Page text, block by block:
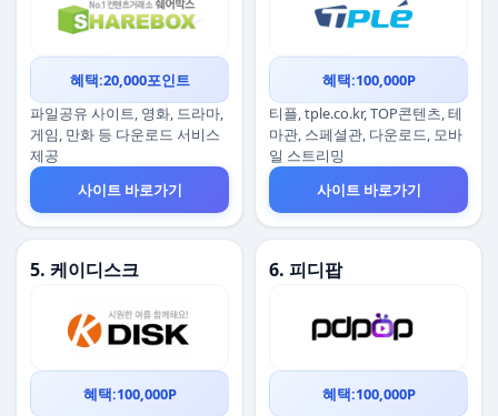
혜택:20,000포인트
파일공유 사이트, 영화, 드라마,
게임, 만화 등 다운로드 서비스
제공
사이트 바로가기
혜택:100,000P
티플, tple.co.kr, TOP콘텐츠, 테
마관, 스페셜관, 다운로드, 모바
일 스트리밍
사이트 바로가기
5. 케이디스크
혜택:100,000P
6. 피디팝
혜택:100,000P